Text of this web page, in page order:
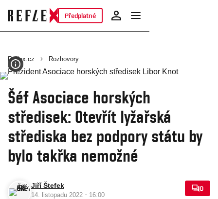
Předplatné
Reflex.cz Rozhovory
Šéf Asociace horských
středisek: Otevřít lyžařská
střediska bez podpory státu by
bylo takřka nemožné
Jiří Štefek
14. listopadu 2022 · 16:00
0